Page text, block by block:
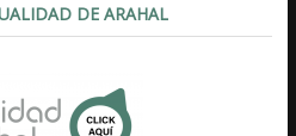
DE ARAHAL